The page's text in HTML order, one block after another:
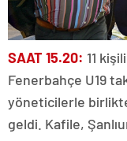
SAAT 15.20: 11
Fenerbahçe U19
yöneticilerle birlikte
geldi. Kafile,